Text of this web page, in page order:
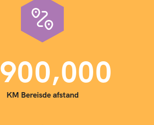
900,000
KM Bereisde afstand